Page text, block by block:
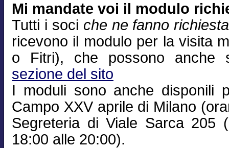
Mi mandate voi il modulo
Tutti i soci che ne fanno richiesta
ricevono il modulo per la visita
o Fitri), che possono anche
sezione del sito
I moduli sono anche disponili
Campo XXV aprile di Milano
Segreteria di Viale Sarca 205
18:00 alle 20:00).